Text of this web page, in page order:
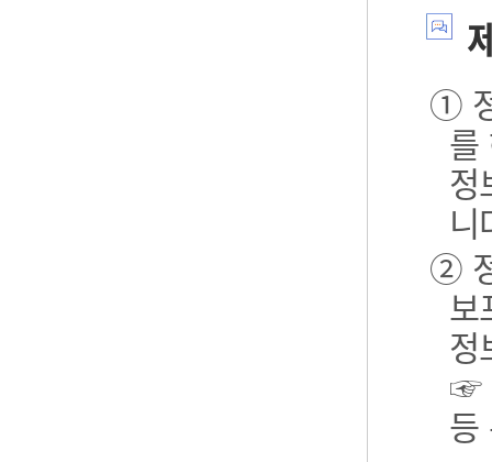
①
를
정
니
②
정
☞
등